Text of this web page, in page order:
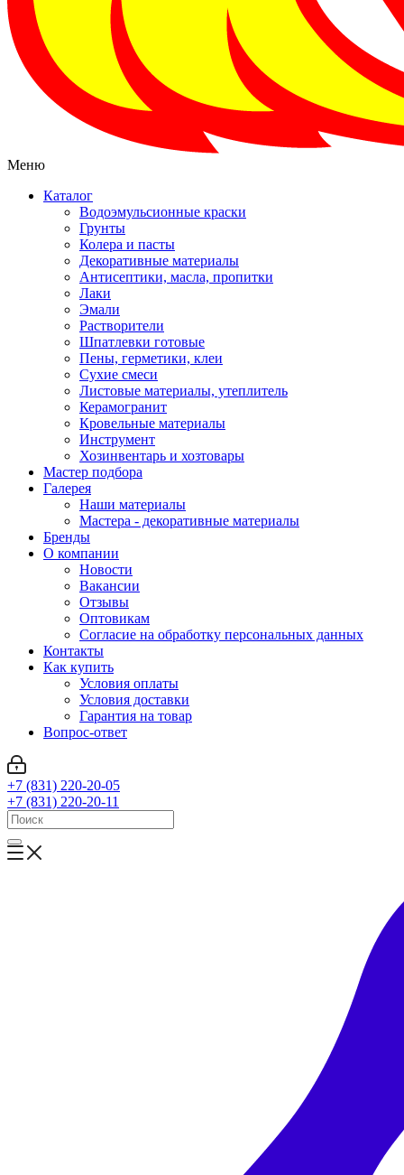
Меню
Каталог
Водоэмульсионные краски
Грунты
Колера и пасты
Декоративные материалы
Антисептики, масла, пропитки
Лаки
Эмали
Растворители
Шпатлевки готовые
Пены, герметики, клеи
Сухие смеси
Листовые материалы, утеплитель
Керамогранит
Кровельные материалы
Инструмент
Хозинвентарь и хозтовары
Мастер подбора
Галерея
Наши материалы
Мастера - декоративные материалы
Бренды
О компании
Новости
Вакансии
Отзывы
Оптовикам
Cогласие на обработку персональных данных
Контакты
Как купить
Условия оплаты
Условия доставки
Гарантия на товар
Вопрос-ответ
+7 (831) 220-20-05
+7 (831) 220-20-11